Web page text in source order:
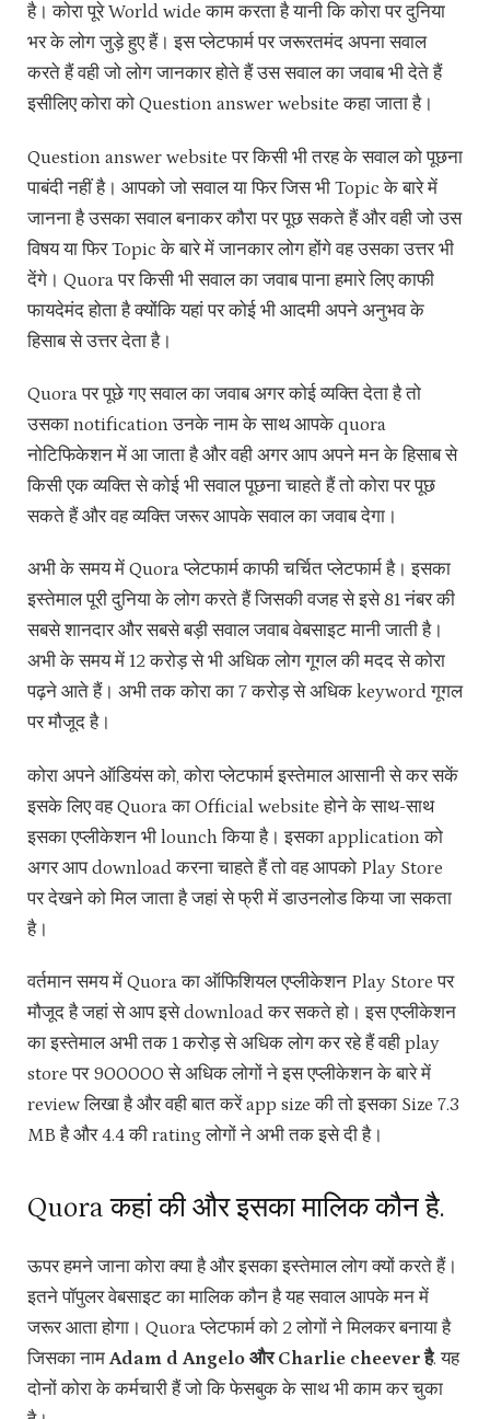
है। कोरा पूरे World wide काम करता है यानी कि कोरा पर दुनिया
भर के लोग जुड़े हुए हैं। इस प्लेटफार्म पर जरूरतमंद अपना सवाल
करते हैं वही जो लोग जानकार होते हैं उस सवाल का जवाब भी देते हैं
इसीलिए कोरा को Question answer website कहा जाता है।
Question answer website पर किसी भी तरह के सवाल को पूछना
पाबंदी नहीं है। आपको जो सवाल या फिर जिस भी Topic के बारे में
जानना है उसका सवाल बनाकर कौरा पर पूछ सकते हैं और वही जो उस
विषय या फिर Topic के बारे में जानकार लोग होंगे वह उसका उत्तर भी
देंगे। Quora पर किसी भी सवाल का जवाब पाना हमारे लिए काफी
फायदेमंद होता है क्योंकि यहां पर कोई भी आदमी अपने अनुभव के
हिसाब से उत्तर देता है।
Quora पर पूछे गए सवाल का जवाब अगर कोई व्यक्ति देता है तो
उसका notification उनके नाम के साथ आपके quora
नोटिफिकेशन में आ जाता है और वही अगर आप अपने मन के हिसाब से
किसी एक व्यक्ति से कोई भी सवाल पूछना चाहते हैं तो कोरा पर पूछ
सकते हैं और वह व्यक्ति जरूर आपके सवाल का जवाब देगा।
अभी के समय में Quora प्लेटफार्म काफी चर्चित प्लेटफार्म है। इसका
इस्तेमाल पूरी दुनिया के लोग करते हैं जिसकी वजह से इसे 81 नंबर की
सबसे शानदार और सबसे बड़ी सवाल जवाब वेबसाइट मानी जाती है।
अभी के समय में 12 करोड़ से भी अधिक लोग गूगल की मदद से कोरा
पढ़ने आते हैं। अभी तक कोरा का 7 करोड़ से अधिक keyword गूगल
पर मौजूद है।
कोरा अपने ऑडियंस को, कोरा प्लेटफार्म इस्तेमाल आसानी से कर सकें
इसके लिए वह Quora का Official website होने के साथ-साथ
इसका एप्लीकेशन भी lounch किया है। इसका application को
अगर आप download करना चाहते हैं तो वह आपको Play Store
पर देखने को मिल जाता है जहां से फ्री में डाउनलोड किया जा सकता
है।
वर्तमान समय में Quora का ऑफिशियल एप्लीकेशन Play Store पर
मौजूद है जहां से आप इसे download कर सकते हो। इस एप्लीकेशन
का इस्तेमाल अभी तक 1 करोड़ से अधिक लोग कर रहे हैं वही play
store पर 900000 से अधिक लोगों ने इस एप्लीकेशन के बारे में
review लिखा है और वही बात करें app size की तो इसका Size 7.3
MB है और 4.4 की rating लोगों ने अभी तक इसे दी है।
Quora कहां की और इसका मालिक कौन है.
ऊपर हमने जाना कोरा क्या है और इसका इस्तेमाल लोग क्यों करते हैं।
इतने पॉपुलर वेबसाइट का मालिक कौन है यह सवाल आपके मन में
जरूर आता होगा। Quora प्लेटफार्म को 2 लोगों ने मिलकर बनाया है
जिसका नाम Adam d Angelo और Charlie cheever है.‌ यह
दोनों कोरा के कर्मचारी हैं जो कि फेसबुक के साथ भी काम कर चुका